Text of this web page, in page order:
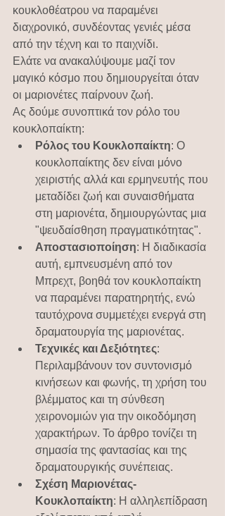
κουκλοθέατρου να παραμένει
διαχρονικό, συνδέοντας γενιές μέσα
από την τέχνη και το παιχνίδι.
Ελάτε να ανακαλύψουμε μαζί τον
μαγικό κόσμο που δημιουργείται όταν
οι μαριονέτες παίρνουν ζωή.
Ας δούμε συνοπτικά τον ρόλο του
κουκλοπαίκτη:
Ρόλος του Κουκλοπαίκτη: Ο
κουκλοπαίκτης δεν είναι μόνο
χειριστής αλλά και ερμηνευτής που
μεταδίδει ζωή και συναισθήματα
στη μαριονέτα, δημιουργώντας μια
"ψευδαίσθηση πραγματικότητας".
Αποστασιοποίηση: Η διαδικασία
αυτή, εμπνευσμένη από τον
Μπρεχτ, βοηθά τον κουκλοπαίκτη
να παραμένει παρατηρητής, ενώ
ταυτόχρονα συμμετέχει ενεργά στη
δραματουργία της μαριονέτας.
Τεχνικές και Δεξιότητες:
Περιλαμβάνουν τον συντονισμό
κινήσεων και φωνής, τη χρήση του
βλέμματος και τη σύνθεση
χειρονομιών για την οικοδόμηση
χαρακτήρων. Το άρθρο τονίζει τη
σημασία της φαντασίας και της
δραματουργικής συνέπειας.
Σχέση Μαριονέτας-
Κουκλοπαίκτη: Η αλληλεπίδραση